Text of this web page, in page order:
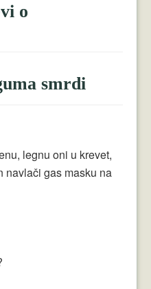
o
smrdi
legnu oni u krevet,
navlači gas masku na